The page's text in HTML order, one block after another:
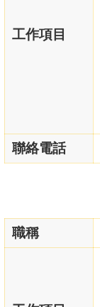
工作項目
聯絡電話
職稱